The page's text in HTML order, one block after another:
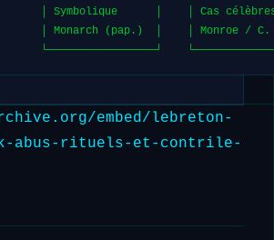
│ Symbolique      │    │ Cas
│ Monarch (pap.)  │    │ Monroe /
└─────────────────┘
embed/lebreton-
abus-rituels-et-contrile-